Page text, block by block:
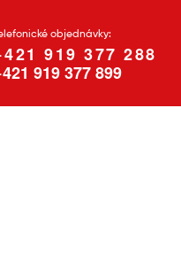
objednávky:
919 377 288
919 377 899